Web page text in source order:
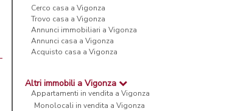
Cerco casa a Vigonza
Trovo casa a Vigonza
Annunci immobiliari a Vigonza
Annunci casa a Vigonza
Acquisto casa a Vigonza
Altri immobili a Vigonza
Appartamenti in vendita a Vigonza
Monolocali in vendita a Vigonza